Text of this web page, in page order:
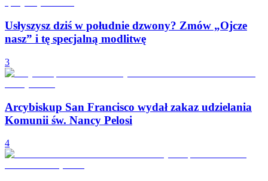
Usłyszysz dziś w południe dzwony? Zmów „Ojcze
nasz” i tę specjalną modlitwę
3
Arcybiskup San Francisco wydał zakaz udzielania
Komunii św. Nancy Pelosi
4